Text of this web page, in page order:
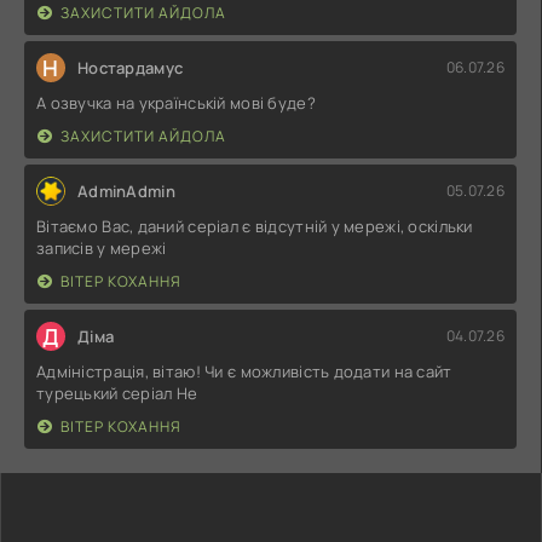
ЗАХИСТИТИ АЙДОЛА
Н Ностардамус 06.07.26
А озвучка на українській мові буде?
ЗАХИСТИТИ АЙДОЛА
AdminAdmin 05.07.26
Вітаємо Вас, даний серіал є відсутній у мережі, оскільки
записів у мережі
ВІТЕР КОХАННЯ
Д Діма 04.07.26
Адміністрація, вітаю! Чи є можливість додати на сайт
турецький серіал Не
ВІТЕР КОХАННЯ